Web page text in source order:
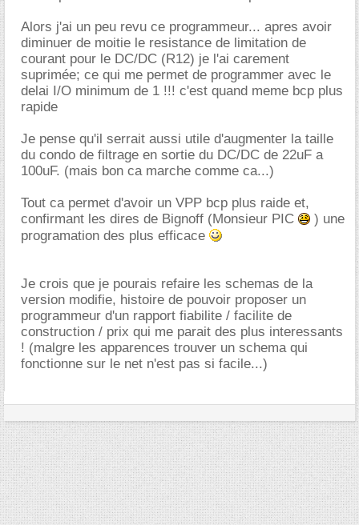
Alors j'ai un peu revu ce programmeur... apres avoir
diminuer de moitie le resistance de limitation de
courant pour le DC/DC (R12) je l'ai carement
suprimée; ce qui me permet de programmer avec le
delai I/O minimum de 1 !!! c'est quand meme bcp plus
rapide
Je pense qu'il serrait aussi utile d'augmenter la taille
du condo de filtrage en sortie du DC/DC de 22uF a
100uF. (mais bon ca marche comme ca...)
Tout ca permet d'avoir un VPP bcp plus raide et,
confirmant les dires de Bignoff (Monsieur PIC
) une
programation des plus efficace
Je crois que je pourais refaire les schemas de la
version modifie, histoire de pouvoir proposer un
programmeur d'un rapport fiabilite / facilite de
construction / prix qui me parait des plus interessants
! (malgre les apparences trouver un schema qui
fonctionne sur le net n'est pas si facile...)